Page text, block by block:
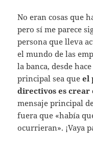
No eran cosas que
pero sí me parece
persona que lleva
el mundo de las
la banca, desde
principal sea queel
directivos es crear
mensaje principal
fuera que «había
ocurrieran». ¡Vaya